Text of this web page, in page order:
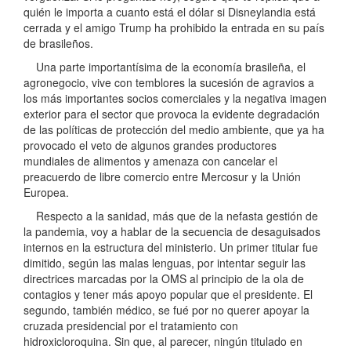
quién le importa a cuanto está el dólar si Disneylandia está
cerrada y el amigo Trump ha prohibido la entrada en su país
de brasileños.
Una parte importantísima de la economía brasileña, el
agronegocio, vive con temblores la sucesión de agravios a
los más importantes socios comerciales y la negativa imagen
exterior para el sector que provoca la evidente degradación
de las políticas de protección del medio ambiente, que ya ha
provocado el veto de algunos grandes productores
mundiales de alimentos y amenaza con cancelar el
preacuerdo de libre comercio entre Mercosur y la Unión
Europea.
Respecto a la sanidad, más que de la nefasta gestión de
la pandemia, voy a hablar de la secuencia de desaguisados
internos en la estructura del ministerio. Un primer titular fue
dimitido, según las malas lenguas, por intentar seguir las
directrices marcadas por la OMS al principio de la ola de
contagios y tener más apoyo popular que el presidente. El
segundo, también médico, se fué por no querer apoyar la
cruzada presidencial por el tratamiento con
hidroxicloroquina. Sin que, al parecer, ningún titulado en